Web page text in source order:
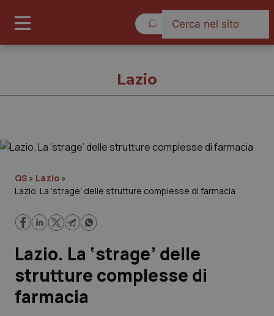
Cronache
Lavoro e Professioni
Scienza e Farmaci
Lazio
QS » Lazio »
Lazio. La ‘strage’ delle strutture complesse di farmacia
Lazio. La ‘strage’ delle
strutture complesse di
farmacia